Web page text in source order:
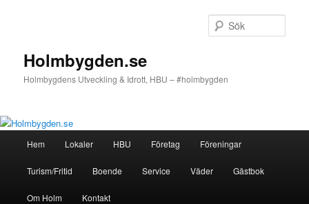
Holmbygden.se
Holmbygdens Utveckling & Idrott, HBU – #holmbygden
Hem Lokaler HBU Företag Föreningar
Turism/Fritid Boende Service Väder Gästbok
Om Holm Kontakt